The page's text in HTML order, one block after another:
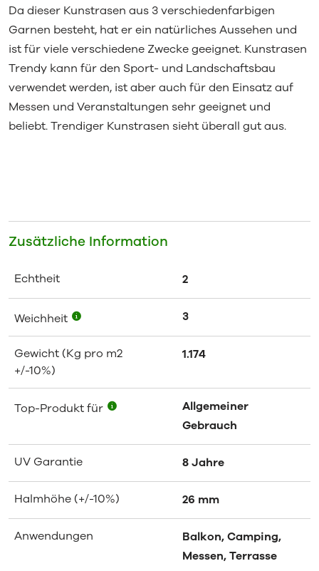
Da dieser Kunstrasen aus 3 verschiedenfarbigen
Garnen besteht, hat er ein natürliches Aussehen und
ist für viele verschiedene Zwecke geeignet. Kunstrasen
Trendy kann für den Sport- und Landschaftsbau
verwendet werden, ist aber auch für den Einsatz auf
Messen und Veranstaltungen sehr geeignet und
beliebt. Trendiger Kunstrasen sieht überall gut aus.
Zusätzliche Information
Echtheit 2
Weichheit 3
Gewicht (Kg pro m2
+/-10%)
1.174
Top-Produkt für
Allgemeiner
Gebrauch
UV Garantie 8 Jahre
Halmhöhe (+/-10%) 26 mm
Anwendungen
Balkon, Camping,
Messen, Terrasse